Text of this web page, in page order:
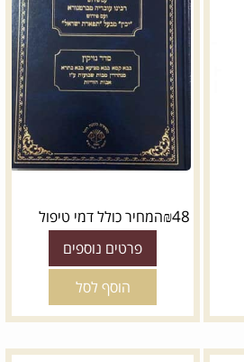
₪48 המחיר כולל דמי טיפול
פרטים נוספים
הוסף לסל